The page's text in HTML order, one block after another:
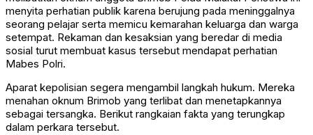
menyita perhatian publik karena berujung pada meninggalnya
seorang pelajar serta memicu kemarahan keluarga dan warga
setempat. Rekaman dan kesaksian yang beredar di media
sosial turut membuat kasus tersebut mendapat perhatian
Mabes Polri.
Aparat kepolisian segera mengambil langkah hukum. Mereka
menahan oknum Brimob yang terlibat dan menetapkannya
sebagai tersangka. Berikut rangkaian fakta yang terungkap
dalam perkara tersebut.